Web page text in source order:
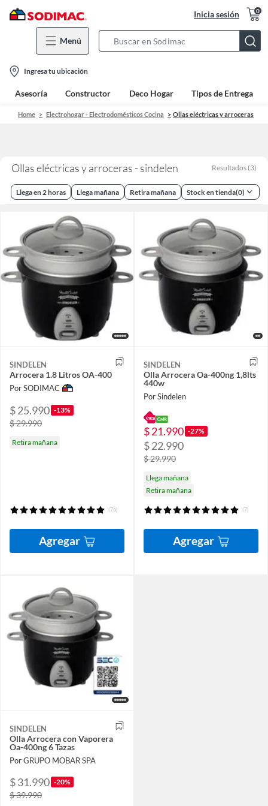
Inicia sesión 0
Menú
Bar
location-
icon
Ingresa tu ubicación
Asesoría Constructor Deco Hogar Tipos de Entrega
Home Electrohogar - Electrodomésticos Cocina Ollas eléctricas y arroceras
Ollas eléctricas y arroceras - sindelen Resultados (3)
Llega en 2 horas Llega mañana Retira mañana Stock en tienda(0)
SINDELEN
Arrocera 1.8 Litros OA-400
Por SODIMAC
$ 25.990 -13%
$ 29.990
Retira mañana
(76)
Agregar
SINDELEN
Olla Arrocera Oa-400ng 1,8lts
440w
Por Sindelen
$ 21.990 -27%
$ 22.990
$ 29.990
Llega mañana
Retira mañana
(7)
Agregar
SINDELEN
Olla Arrocera con Vaporera
Oa-400ng 6 Tazas
Por GRUPO MOBAR SPA
$ 31.990 -20%
$ 39.990